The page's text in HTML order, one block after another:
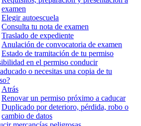
examen
Elegir autoescuela
Consulta tu nota de examen
Traslado de expediente
Anulación de convocatoria de examen
Estado de tramitación de tu permiso
en el permiso conducir
o necesitas una copia de tu
Atrás
Renovar un permiso próximo a caducar
Duplicado por deterioro, pérdida, robo o
cambio de datos